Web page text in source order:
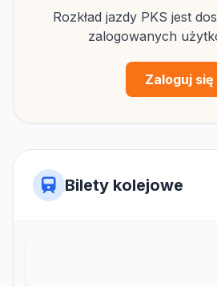
Rozkład jazdy PKS jest
zalogowanych
Zaloguj się
Bilety kolejowe